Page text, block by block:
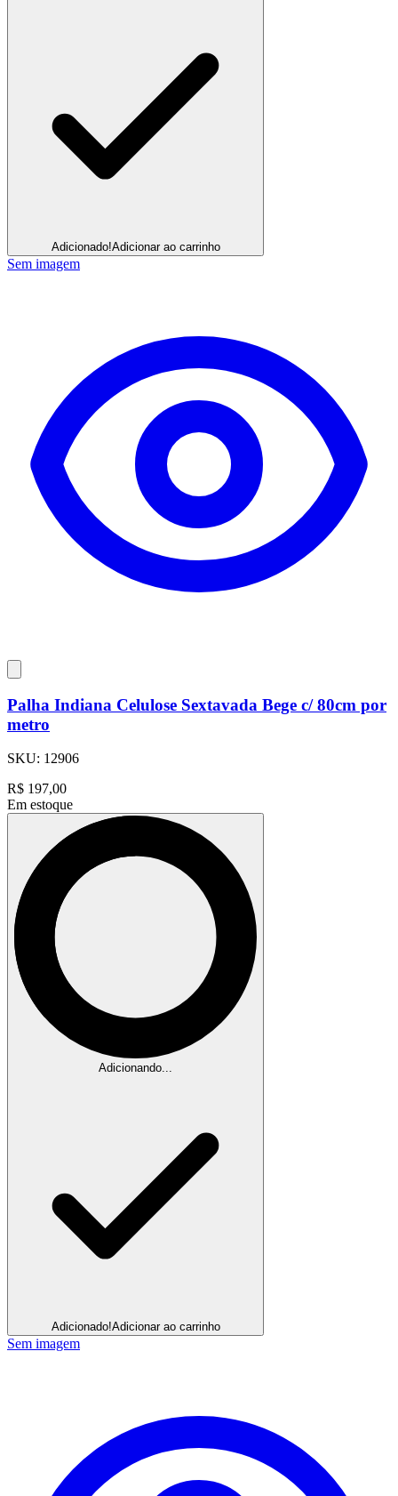
Adicionado!Adicionar ao carrinho
Sem imagem
Palha Indiana Celulose Sextavada Bege c/ 80cm por
metro
SKU: 12906
R$ 197,00
Em estoque
Adicionando...
Adicionado!Adicionar ao carrinho
Sem imagem